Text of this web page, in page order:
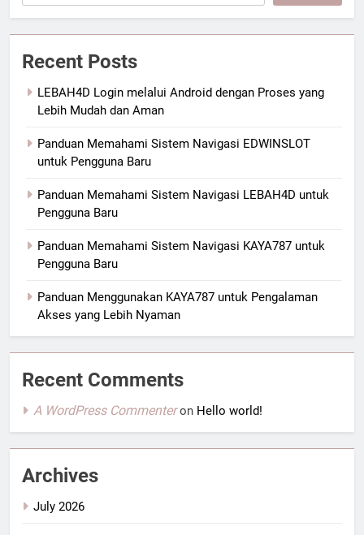
Recent Posts
LEBAH4D Login melalui Android dengan Proses yang
Lebih Mudah dan Aman
Panduan Memahami Sistem Navigasi EDWINSLOT
untuk Pengguna Baru
Panduan Memahami Sistem Navigasi LEBAH4D untuk
Pengguna Baru
Panduan Memahami Sistem Navigasi KAYA787 untuk
Pengguna Baru
Panduan Menggunakan KAYA787 untuk Pengalaman
Akses yang Lebih Nyaman
Recent Comments
A WordPress Commenteron Hello world!
Archives
July 2026